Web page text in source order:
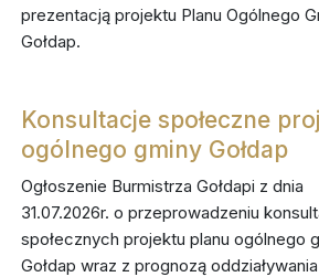
prezentacją projektu Planu Ogólnego
Gołdap.
Konsultacje społeczne
ogólnego gminy Gołdap
Ogłoszenie Burmistrza Gołdapi z dnia
31.07.2026r. o przeprowadzeniu
społecznych projektu planu ogólnego
Gołdap wraz z prognozą